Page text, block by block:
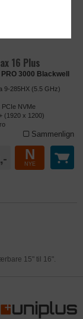
med at
ved at
og
kan ikke
cookies.
med at
spores
brugernes
der på
16 Plus
PRO 3000 Blackwell
9-285HX (5.5 GHz)
PCIe NVMe
(1920 x 1200)
Sammenlign
N
NYE
15" til 16".